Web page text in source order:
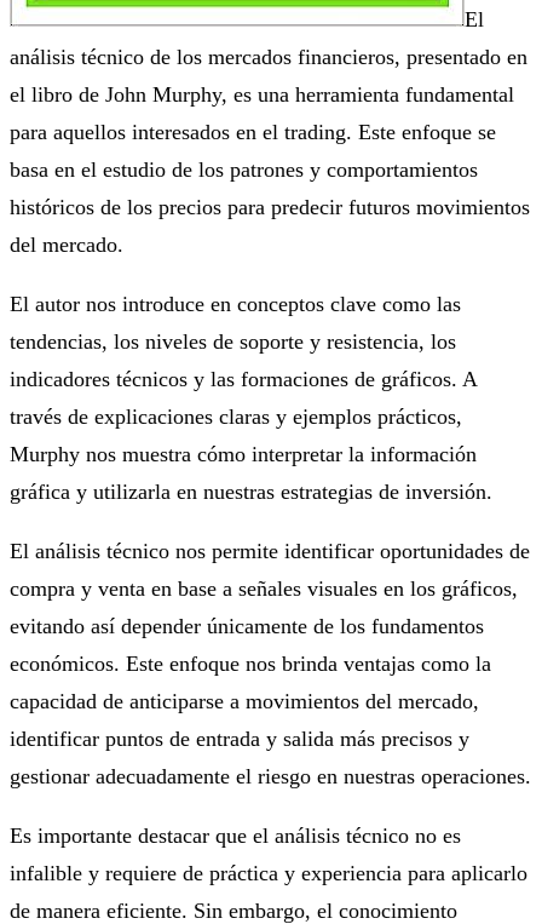
El
análisis técnico de los mercados financieros, presentado en
el libro de John Murphy, es una herramienta fundamental
para aquellos interesados en el trading. Este enfoque se
basa en el estudio de los patrones y comportamientos
históricos de los precios para predecir futuros movimientos
del mercado.
El autor nos introduce en conceptos clave como las
tendencias, los niveles de soporte y resistencia, los
indicadores técnicos y las formaciones de gráficos. A
través de explicaciones claras y ejemplos prácticos,
Murphy nos muestra cómo interpretar la información
gráfica y utilizarla en nuestras estrategias de inversión.
El análisis técnico nos permite identificar oportunidades de
compra y venta en base a señales visuales en los gráficos,
evitando así depender únicamente de los fundamentos
económicos. Este enfoque nos brinda ventajas como la
capacidad de anticiparse a movimientos del mercado,
identificar puntos de entrada y salida más precisos y
gestionar adecuadamente el riesgo en nuestras operaciones.
Es importante destacar que el análisis técnico no es
infalible y requiere de práctica y experiencia para aplicarlo
de manera eficiente. Sin embargo, el conocimiento